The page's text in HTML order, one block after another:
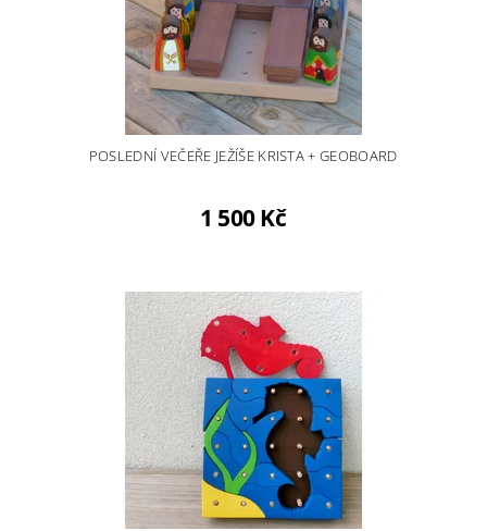
POSLEDNÍ VEČEŘE JEŽÍŠE KRISTA + GEOBOARD
1 500 Kč